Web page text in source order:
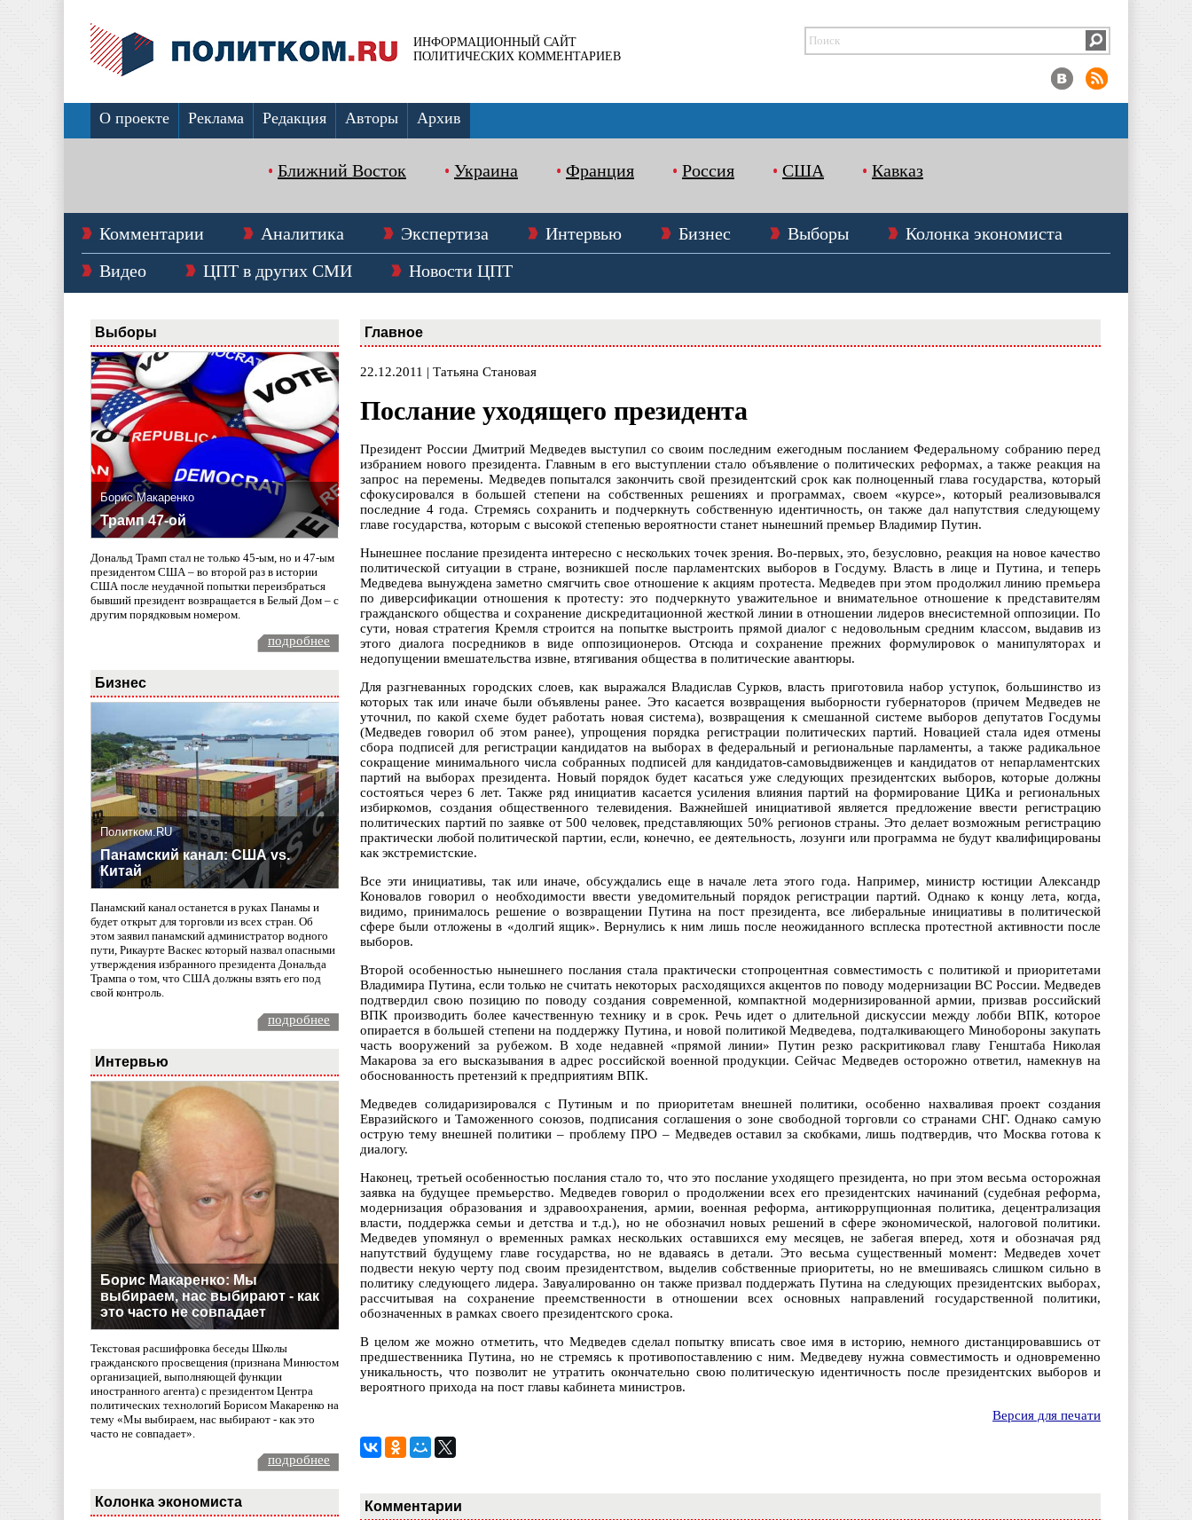
ИНФОРМАЦИОННЫЙ САЙТ
ПОЛИТИЧЕСКИХ КОММЕНТАРИЕВ
О проекте Реклама Редакция Авторы Архив
Ближний Восток Украина Франция Россия США Кавказ
Комментарии Аналитика Экспертиза Интервью Бизнес Выборы
Колонка экономиста
Видео
ЦПТ в других СМИ Новости ЦПТ
Выборы
Борис Макаренко
Трамп 47-ой
Дональд Трамп стал не только 45-ым, но и 47-ым
президентом США – во второй раз в истории
США после неудачной попытки переизбраться
бывший президент возвращается в Белый Дом – с
другим порядковым номером.
подробнее
Бизнес
Политком.RU
Панамский канал: США vs.
Китай
Панамский канал останется в руках Панамы и
будет открыт для торговли из всех стран. Об
этом заявил панамский администратор водного
пути, Рикаурте Васкес который назвал опасными
утверждения избранного президента Дональда
Трампа о том, что США должны взять его под
свой контроль.
подробнее
Интервью
Борис Макаренко: Мы
выбираем, нас выбирают - как
это часто не совпадает
Текстовая расшифровка беседы Школы
гражданского просвещения (признана Минюстом
организацией, выполняющей функции
иностранного агента) с президентом Центра
политических технологий Борисом Макаренко на
тему «Мы выбираем, нас выбирают - как это
часто не совпадает».
подробнее
Колонка экономиста
Главное
22.12.2011 | Татьяна Становая
Послание уходящего президента
Президент России Дмитрий Медведев выступил со своим последним ежегодным посланием Федеральному собранию перед
избранием нового президента. Главным в его выступлении стало объявление о политических реформах, а также реакция на
запрос на перемены. Медведев попытался закончить свой президентский срок как полноценный глава государства, который
сфокусировался в большей степени на собственных решениях и программах, своем «курсе», который реализовывался
последние 4 года. Стремясь сохранить и подчеркнуть собственную идентичность, он также дал напутствия следующему
главе государства, которым с высокой степенью вероятности станет нынешний премьер Владимир Путин.
Нынешнее послание президента интересно с нескольких точек зрения. Во-первых, это, безусловно, реакция на новое качество
политической ситуации в стране, возникшей после парламентских выборов в Госдуму. Власть в лице и Путина, и теперь
Медведева вынуждена заметно смягчить свое отношение к акциям протеста. Медведев при этом продолжил линию премьера
по диверсификации отношения к протесту: это подчеркнуто уважительное и внимательное отношение к представителям
гражданского общества и сохранение дискредитационной жесткой линии в отношении лидеров внесистемной оппозиции. По
сути, новая стратегия Кремля строится на попытке выстроить прямой диалог с недовольным средним классом, выдавив из
этого диалога посредников в виде оппозиционеров. Отсюда и сохранение прежних формулировок о манипуляторах и
недопущении вмешательства извне, втягивания общества в политические авантюры.
Для разгневанных городских слоев, как выражался Владислав Сурков, власть приготовила набор уступок, большинство из
которых так или иначе были объявлены ранее. Это касается возвращения выборности губернаторов (причем Медведев не
уточнил, по какой схеме будет работать новая система), возвращения к смешанной системе выборов депутатов Госдумы
(Медведев говорил об этом ранее), упрощения порядка регистрации политических партий. Новацией стала идея отмены
сбора подписей для регистрации кандидатов на выборах в федеральный и региональные парламенты, а также радикальное
сокращение минимального числа собранных подписей для кандидатов-самовыдвиженцев и кандидатов от непарламентских
партий на выборах президента. Новый порядок будет касаться уже следующих президентских выборов, которые должны
состояться через 6 лет. Также ряд инициатив касается усиления влияния партий на формирование ЦИКа и региональных
избиркомов, создания общественного телевидения. Важнейшей инициативой является предложение ввести регистрацию
политических партий по заявке от 500 человек, представляющих 50% регионов страны. Это делает возможным регистрацию
практически любой политической партии, если, конечно, ее деятельность, лозунги или программа не будут квалифицированы
как экстремистские.
Все эти инициативы, так или иначе, обсуждались еще в начале лета этого года. Например, министр юстиции Александр
Коновалов говорил о необходимости ввести уведомительный порядок регистрации партий. Однако к концу лета, когда,
видимо, принималось решение о возвращении Путина на пост президента, все либеральные инициативы в политической
сфере были отложены в «долгий ящик». Вернулись к ним лишь после неожиданного всплеска протестной активности после
выборов.
Второй особенностью нынешнего послания стала практически стопроцентная совместимость с политикой и приоритетами
Владимира Путина, если только не считать некоторых расходящихся акцентов по поводу модернизации ВС России. Медведев
подтвердил свою позицию по поводу создания современной, компактной модернизированной армии, призвав российский
ВПК производить более качественную технику и в срок. Речь идет о длительной дискуссии между лобби ВПК, которое
опирается в большей степени на поддержку Путина, и новой политикой Медведева, подталкивающего Минобороны закупать
часть вооружений за рубежом. В ходе недавней «прямой линии» Путин резко раскритиковал главу Генштаба Николая
Макарова за его высказывания в адрес российской военной продукции. Сейчас Медведев осторожно ответил, намекнув на
обоснованность претензий к предприятиям ВПК.
Медведев солидаризировался с Путиным и по приоритетам внешней политики, особенно нахваливая проект создания
Евразийского и Таможенного союзов, подписания соглашения о зоне свободной торговли со странами СНГ. Однако самую
острую тему внешней политики – проблему ПРО – Медведев оставил за скобками, лишь подтвердив, что Москва готова к
диалогу.
Наконец, третьей особенностью послания стало то, что это послание уходящего президента, но при этом весьма осторожная
заявка на будущее премьерство. Медведев говорил о продолжении всех его президентских начинаний (судебная реформа,
модернизация образования и здравоохранения, армии, военная реформа, антикоррупционная политика, децентрализация
власти, поддержка семьи и детства и т.д.), но не обозначил новых решений в сфере экономической, налоговой политики.
Медведев упомянул о временных рамках нескольких оставшихся ему месяцев, не забегая вперед, хотя и обозначая ряд
напутствий будущему главе государства, но не вдаваясь в детали. Это весьма существенный момент: Медведев хочет
подвести некую черту под своим президентством, выделив собственные приоритеты, но не вмешиваясь слишком сильно в
политику следующего лидера. Завуалированно он также призвал поддержать Путина на следующих президентских выборах,
рассчитывая на сохранение преемственности в отношении всех основных направлений государственной политики,
обозначенных в рамках своего президентского срока.
В целом же можно отметить, что Медведев сделал попытку вписать свое имя в историю, немного дистанцировавшись от
предшественника Путина, но не стремясь к противопоставлению с ним. Медведеву нужна совместимость и одновременно
уникальность, что позволит не утратить окончательно свою политическую идентичность после президентских выборов и
вероятного прихода на пост главы кабинета министров.
Версия для печати
Комментарии